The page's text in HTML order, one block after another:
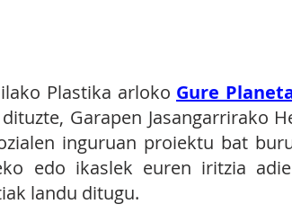
Plastika arloko Gure
Garapen Jasangarrirako
inguruan proiektu bat
edo ikaslek euren iritzia
landu ditugu.